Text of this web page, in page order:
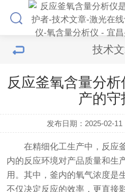
技术
反应釜氧含量分
产的守
发布日期：2025-02-11
在精细化工生产中，反应
内的反应环境对产品质量和生
用。其中，釜内的氧气浓度是
不仅决定反应的效率，更直接